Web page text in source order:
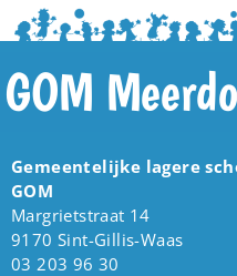
GOM
Gemeentelijke lagere
GOM
Margrietstraat 14
9170 Sint-Gillis-Waas
03 203 96 30